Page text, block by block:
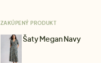
ZAKÚPENÝ PRODUKT
Šaty Megan Navy